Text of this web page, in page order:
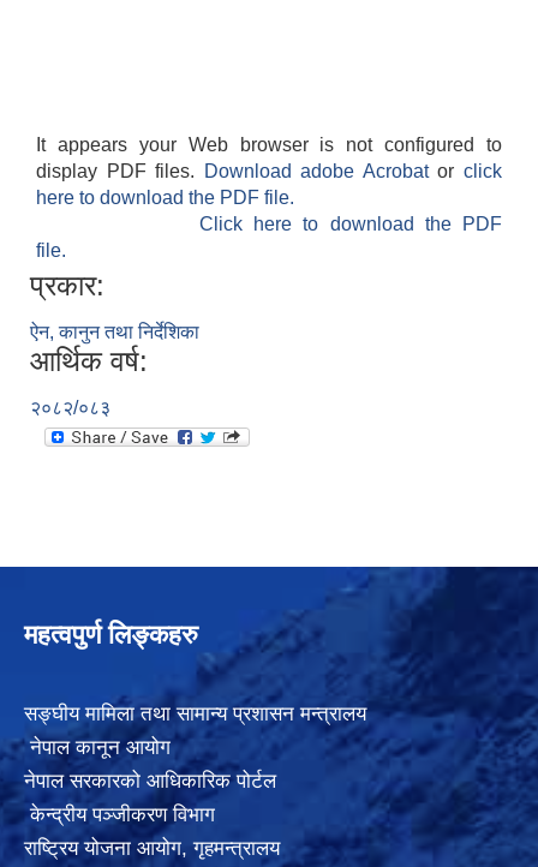
It appears your Web browser is not configured to
display PDF files.
Download adobe Acrobatorclick
here to download the PDF file.
Click here to download the PDF
file.
प्रकार:
ऐन, कानुन तथा निर्देशिका
आर्थिक वर्ष:
२०८२/०८३
महत्वपुर्ण लिङ्कहरु
सङ्घीय मामिला तथा सामान्य प्रशासन मन्त्रालय
नेपाल कानून आयोग
नेपाल सरकारको आधिकारिक पोर्टल
केन्द्रीय पञ्जीकरण विभाग
राष्ट्रिय योजना आयोग,गृहमन्त्रालय